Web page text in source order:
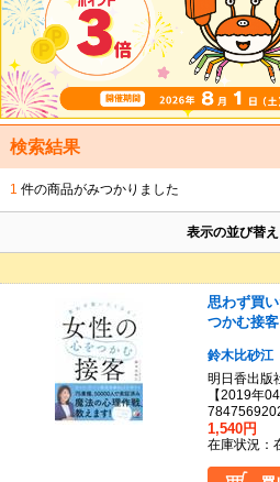
検索結果
1 件の商品がみつかりました
表示の並び替え
思わず買
つかむ接客
鈴木比砂江
明日香出版
【2019年
1,540円
在庫状況：